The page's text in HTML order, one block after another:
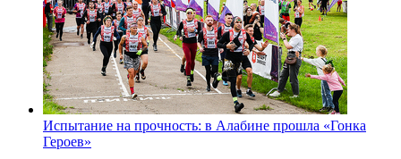
Испытание на прочность: в Алабине прошла «Гонка
Героев»